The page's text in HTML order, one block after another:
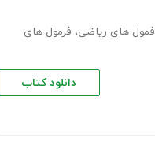
های ریاضی، فرمول های
دانلود کتاب